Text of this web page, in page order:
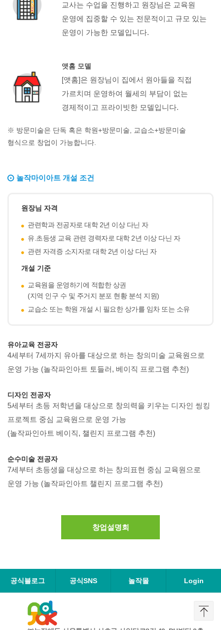
교사는 수업을 진행하고 원장님은 교육원
운영에 집중할 수 있는 전문적이고 규모 있는
운영이 가능한 모델입니다.
앳홈 모델
[앳홈]은 원장님이 집에서 원아들을 직접
가르치며 운영하여 월세의 부담이 없는
경제적이고 프라이빗한 모델입니다.
※ 방문미술은 단독 혹은 학원+방문미술, 교습소+방문미술
형식으로 창업이 가능합니다.
놀작마이아트 개설 조건
원장님 자격
관련학과 전공자로 대학 2년 이상 다닌 자
유.초등생 교육 관련 경력자로 대학 2년 이상 다닌 자
관련 자격증 소지자로 대학 2년 이상 다닌 자
개설 기준
교육원을 운영하기에 적합한 상권
(지역 인구 수 및 주거지 분포 현황 분석 지원)
교습소 또는 학원 개설 시 필요한 상가를 임차 또는 소유
유아교육 전공자
4세부터 7세까지 유아를 대상으로 하는 창의미술 교육원으로
운영 가능 (놀작파인아트 토들러, 베이직 프로그램 추천)
디자인 전공자
5세부터 초등 저학년을 대상으로 창의력을 키우는 디자인 씽킹
프로젝트 중심 교육원으로 운영 가능
(놀작파인아트 베이직, 챌린지 프로그램 추천)
순수미술 전공자
7세부터 초등생을 대상으로 하는 창의표현 중심 교육원으로
운영 가능 (놀작파인아트 챌린지 프로그램 추천)
창업설명회
공식블로그 공식SNS 놀작몰 Login